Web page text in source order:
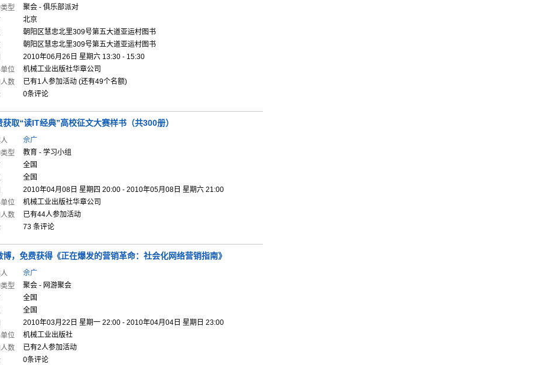
型
聚会 - 俱乐部派对
北京
朝阳区慧忠北里309号第五大道亚运村图书
朝阳区慧忠北里309号第五大道亚运村图书
2010年06月26日 星期六 13:30 - 15:30
位
机械工业出版社华章公司
数
已有1人参加活动 (还有49个名额)
0条评论
获取“读IT经典”高校征文大赛样书（共300册）
佘广
型
教育 - 学习小组
全国
全国
2010年04月08日 星期四 20:00 - 2010年05月08日 星期六 21:00
位
机械工业出版社华章公司
数
已有44人参加活动
73 条评论
博，免费获得《正在爆发的营销革命：社会化网络营销指南》
佘广
型
聚会 - 网游聚会
全国
全国
2010年03月22日 星期一 22:00 - 2010年04月04日 星期日 23:00
位
机械工业出版社
数
已有2人参加活动
0条评论